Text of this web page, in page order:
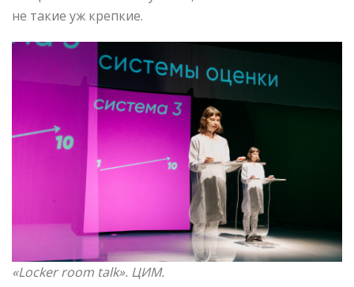
не такие уж крепкие.
«Locker room talk». ЦИМ.